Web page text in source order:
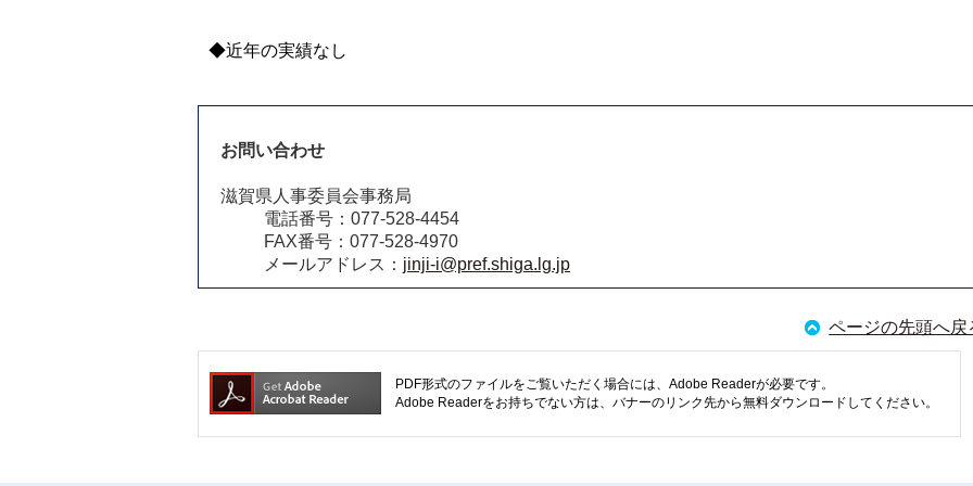
◆近年の実績なし
お問い合わせ
滋賀県人事委員会事務局
電話番号：077-528-4454
FAX番号：077-528-4970
メールアドレス： jinji-i@pref.shiga.lg.jp
ページの先頭へ戻
PDF形式のファイルをご覧いただく場合には、Adobe Readerが必要です。
Adobe Readerをお持ちでない方は、バナーのリンク先から無料ダウンロードしてください。